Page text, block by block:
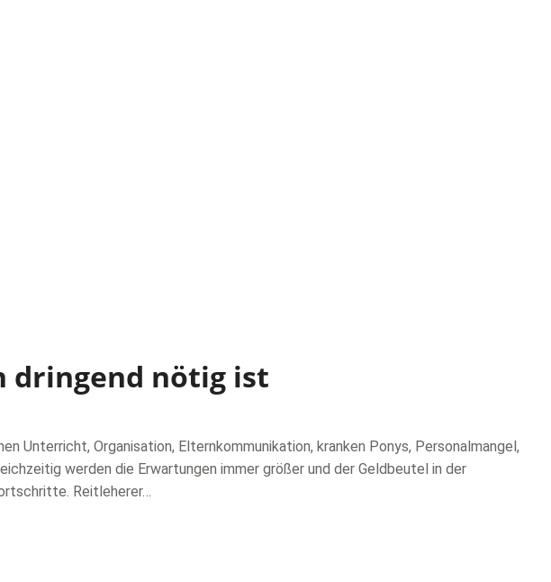
dringend nötig ist
Unterricht, Organisation, Elternkommunikation, kranken Ponys, Personalmangel,
werden die Erwartungen immer größer und der Geldbeutel in der
Reitleherer…